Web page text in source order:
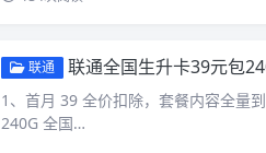
联通 联通全国生升卡39元包
1、首月 39 全价扣除，套餐内容全量
240G 全国…